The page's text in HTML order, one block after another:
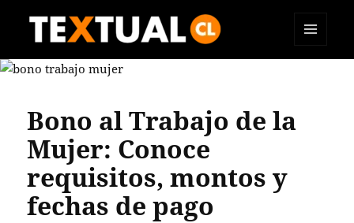
TEXTUAL
Bono al Trabajo de la
Mujer: Conoce
requisitos, montos y
fechas de pago